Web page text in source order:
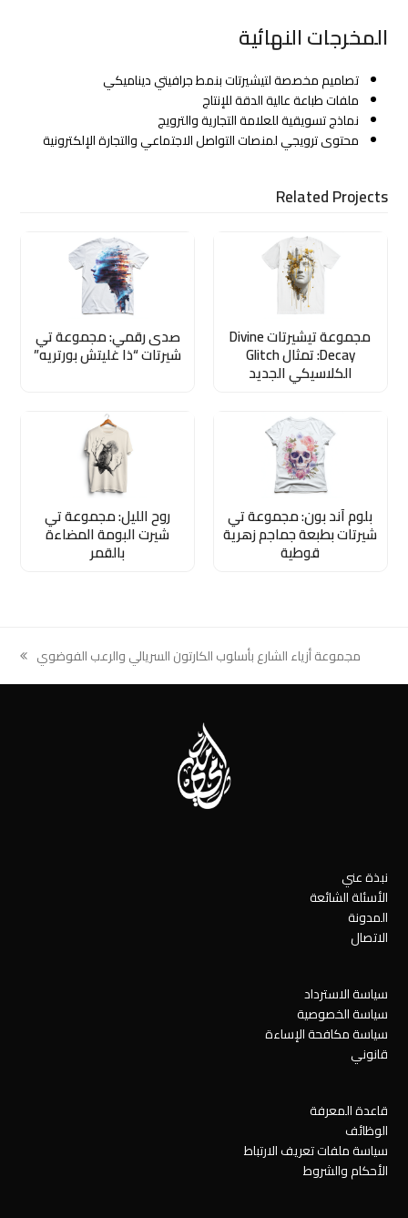
المخرجات النهائية
تصاميم مخصصة لتيشيرتات بنمط جرافيتي ديناميكي
ملفات طباعة عالية الدقة للإنتاج
نماذج تسويقية للعلامة التجارية والترويج
محتوى ترويجي لمنصات التواصل الاجتماعي والتجارة الإلكترونية
Related Projects
مجموعة تيشيرتات Divine
Decay: تمثال Glitch
الكلاسيكي الجديد
صدى رقمي: مجموعة تي
شيرتات “ذا غليتش بورتريه”
بلوم آند بون: مجموعة تي
شيرتات بطبعة جماجم زهرية
قوطية
روح الليل: مجموعة تي
شيرت البومة المضاءة
بالقمر
next
post:
مجموعة أزياء الشارع بأسلوب الكارتون السريالي والرعب الفوضوي
نبذة عني
الأسئلة الشائعة
المدونة
الاتصال
سياسة الاسترداد
سياسة الخصوصية
سياسة مكافحة الإساءة
قانوني
قاعدة المعرفة
الوظائف
سياسة ملفات تعريف الارتباط
الأحكام والشروط